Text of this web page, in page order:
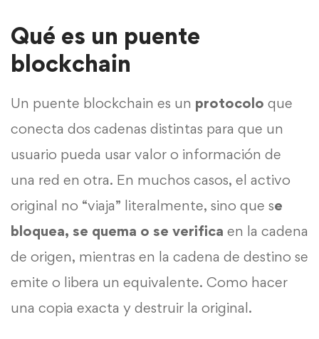
Qué es un puente
blockchain
Un puente blockchain es un protocolo que
conecta dos cadenas distintas para que un
usuario pueda usar valor o información de
una red en otra. En muchos casos, el activo
original no “viaja” literalmente, sino que se
bloquea, se quema o se verifica en la cadena
de origen, mientras en la cadena de destino se
emite o libera un equivalente. Como hacer
una copia exacta y destruir la original.